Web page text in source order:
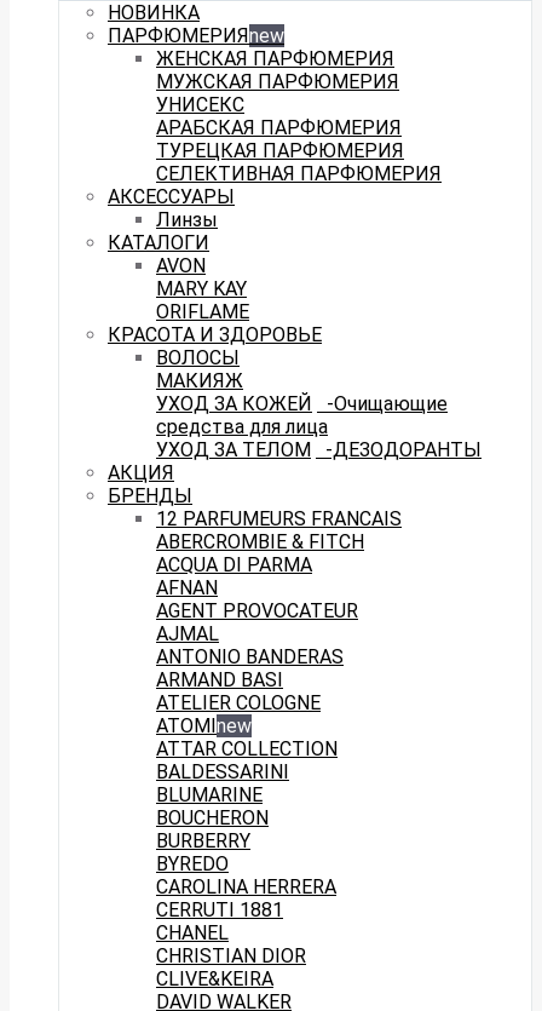
НОВИНКА
ПАРФЮМЕРИЯnew
ЖЕНСКАЯ ПАРФЮМЕРИЯ
МУЖСКАЯ ПАРФЮМЕРИЯ
УНИСЕКС
АРАБСКАЯ ПАРФЮМЕРИЯ
ТУРЕЦКАЯ ПАРФЮМЕРИЯ
СЕЛЕКТИВНАЯ ПАРФЮМЕРИЯ
АКСЕССУАРЫ
Линзы
КАТАЛОГИ
AVON
MARY KAY
ORIFLAME
КРАСОТА И ЗДОРОВЬЕ
ВОЛОСЫ
МАКИЯЖ
УХОД ЗА КОЖЕЙ
-Очищающие
средства для лица
УХОД ЗА ТЕЛОМ
-ДЕЗОДОРАНТЫ
АКЦИЯ
БРЕНДЫ
12 PARFUMEURS FRANCAIS
ABERCROMBIE & FITCH
ACQUA DI PARMA
AFNAN
AGENT PROVOCATEUR
AJMAL
ANTONIO BANDERAS
ARMAND BASI
ATELIER COLOGNE
ATOMI new
ATTAR COLLECTION
BALDESSARINI
BLUMARINE
BOUCHERON
BURBERRY
BYREDO
CAROLINA HERRERA
CERRUTI 1881
CHANEL
CHRISTIAN DIOR
CLIVE&KEIRA
DAVID WALKER